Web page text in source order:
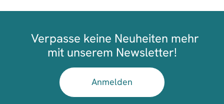
Verpasse keine Neuheiten mehr
mit unserem Newsletter!
Anmelden